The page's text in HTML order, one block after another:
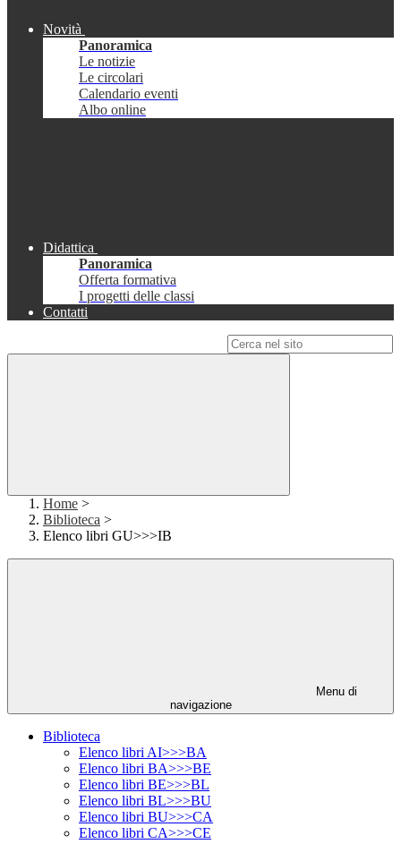
Novità
Panoramica
Le notizie
Le circolari
Calendario eventi
Albo online
Didattica
Panoramica
Offerta formativa
I progetti delle classi
Contatti
Home >
Biblioteca >
Elenco libri GU>>>IB
Menu di
navigazione
Biblioteca
Elenco libri AI>>>BA
Elenco libri BA>>>BE
Elenco libri BE>>>BL
Elenco libri BL>>>BU
Elenco libri BU>>>CA
Elenco libri CA>>>CE